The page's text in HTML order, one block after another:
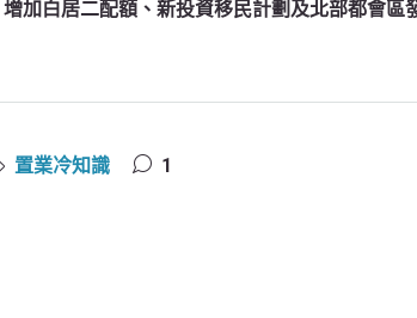
加白居二配額、新投資移民計劃及北部都會區
置業冷知識 1